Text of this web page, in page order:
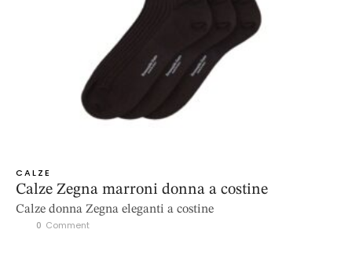
CALZE
Calze Zegna marroni donna a costine
Calze donna Zegna eleganti a costine
0 Comment